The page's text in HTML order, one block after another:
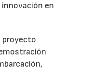
innovación en
proyecto